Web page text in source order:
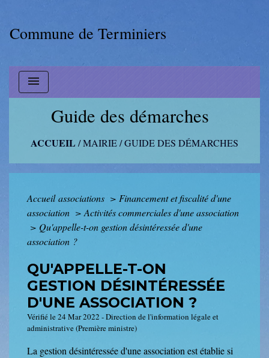
Commune de Terminiers
menu
Guide des démarches
ACCUEIL /MAIRIE/GUIDE DES DÉMARCHES
Accueil associations > Financement et fiscalité d'une
association > Activités commerciales d'une association
> Qu'appelle-t-on gestion désintéressée d'une
association ?
QU'APPELLE-T-ON
GESTION DÉSINTÉRESSÉE
D'UNE ASSOCIATION ?
Vérifié le 24 Mar 2022 - Direction de l'information légale et
administrative (Première ministre)
La gestion désintéressée d'une association est établie si